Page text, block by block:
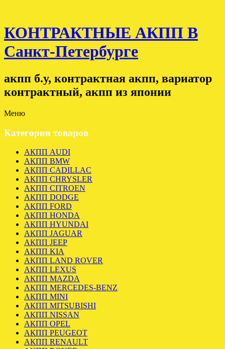
КОНТРАКТНЫЕ АКПП В
Санкт-Петербурге
акпп б.у, контрактная акпп, вариатор
контрактный, акпп из японии
Меню
Категории товаров
АКПП AUDI
АКПП BMW
АКПП CADILLAC
АКПП CHRYSLER
АКПП CITROEN
АКПП DODGE
АКПП FORD
АКПП HONDA
АКПП HYUNDAI
АКПП JAGUAR
АКПП JEEP
АКПП KIA
АКПП LAND ROVER
АКПП LEXUS
АКПП MAZDA
АКПП MERCEDES-BENZ
АКПП MINI
АКПП MITSUBISHI
АКПП NISSAN
АКПП OPEL
АКПП PEUGEOT
АКПП RENAULT